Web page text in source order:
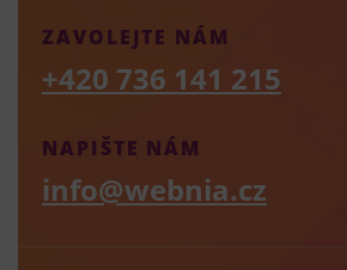
NAPIŠTE NÁM
info@webnia.cz
ZAVOLEJTE NÁM
+420 736 141 215